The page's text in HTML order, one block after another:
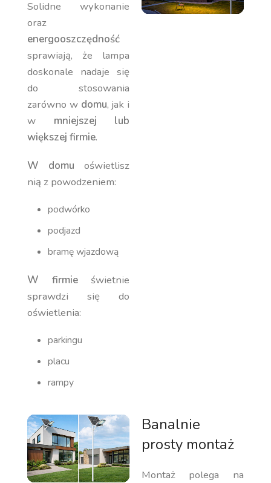
Solidne wykonanie
oraz
energooszczędność
sprawiają, że lampa
doskonale nadaje się
do stosowania
zarówno w domu, jak i
w mniejszej lub
większej firmie.
W domu oświetlisz
nią z powodzeniem:
podwórko
podjazd
bramę wjazdową
W firmieświetnie
sprawdzi się do
oświetlenia:
parkingu
placu
rampy
Banalnie
prosty montaż
Montaż polega na